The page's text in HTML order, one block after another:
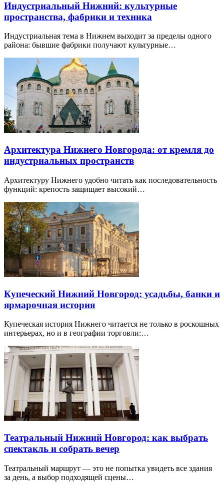
Индустриальный Нижний: культурные
пространства, фабрики и техника
Индустриальная тема в Нижнем выходит за пределы одного
района: бывшие фабрики получают культурные…
Архитектура Нижнего Новгорода: от кремля до
индустриальных пространств
Архитектуру Нижнего удобно читать как последовательность
функций: крепость защищает высокий…
Купеческий Нижний Новгород: усадьбы, банки и
ярмарочная история
Купеческая история Нижнего читается не только в роскошных
интерьерах, но и в географии торговли:…
Театральный Нижний Новгород: как выбрать
спектакль и собрать вечер
Театральный маршрут — это не попытка увидеть все здания
за день, а выбор подходящей сцены…